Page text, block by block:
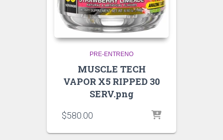
PRE-ENTRENO
MUSCLE TECH
VAPOR X5 RIPPED 30
SERV.png
$580.00